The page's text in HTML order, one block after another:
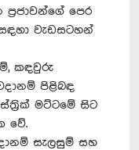
පෙර
වැඩසටහන්
කඳවුරු
පිළිබඳ
මට්ටමේ සිට
වේ.
සැලසුම් සහ